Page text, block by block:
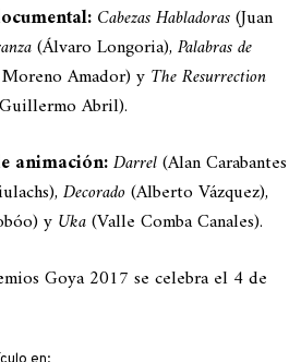
Cabezas Habladoras(Juan
(Álvaro Longoria), Palabras de
Amador) y The Resurrection
Abril).
animación:Darrel(Alan Carabantes
Decorado (Alberto Vázquez),
y Uka(Valle Comba Canales).
Goya 2017 se celebra el 4 de